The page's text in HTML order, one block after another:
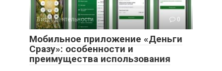
Виды деятельности 0
Мобильное приложение «Деньги
Сразу»: особенности и
преимущества использования